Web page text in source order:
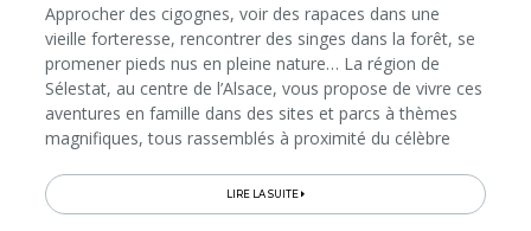
Approcher des cigognes, voir des rapaces dans une
vieille forteresse, rencontrer des singes dans la forêt, se
promener pieds nus en pleine nature… La région de
Sélestat, au centre de l’Alsace, vous propose de vivre ces
aventures en famille dans des sites et parcs à thèmes
magnifiques, tous rassemblés à proximité du célèbre
portes...
LIRE LA SUITE